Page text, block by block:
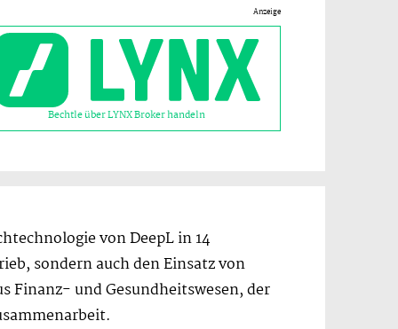
Anzeige
Bechtle über LYNX Broker handeln
von DeepL in 14
sondern auch den Einsatz von
Finanz- und Gesundheitswesen, der